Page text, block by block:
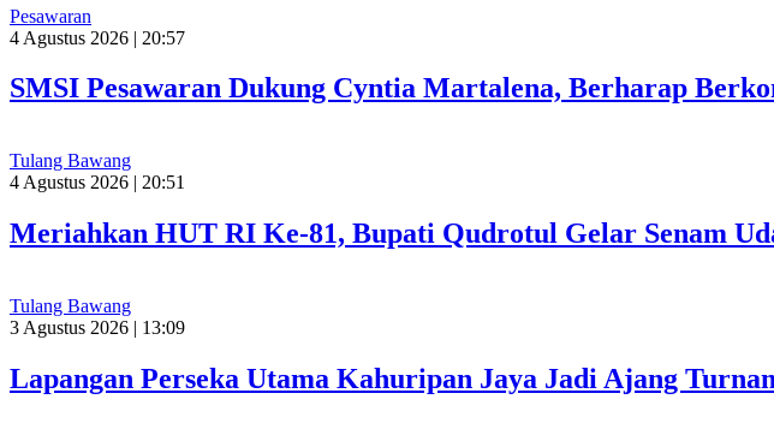
Pesawaran
4 Agustus 2026 | 20:57
SMSI Pesawaran Dukung Cyntia Martalena, Berharap
Tulang Bawang
4 Agustus 2026 | 20:51
Meriahkan HUT RI Ke-81, Bupati Qudrotul Gelar Senam
Tulang Bawang
3 Agustus 2026 | 13:09
Lapangan Perseka Utama Kahuripan Jaya Jadi Ajang